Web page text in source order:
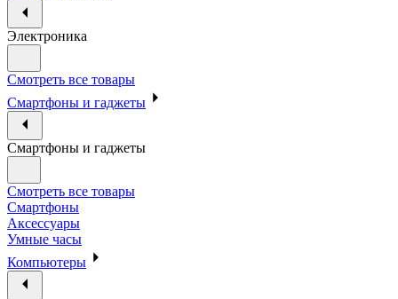
Электроника
Смотреть все товары
Смартфоны и гаджеты
Смартфоны и гаджеты
Смотреть все товары
Смартфоны
Аксессуары
Умные часы
Компьютеры